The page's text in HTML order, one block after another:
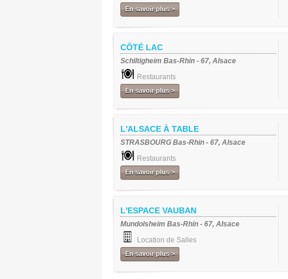
En savoir plus >
CÔTÉ LAC
Schiltigheim Bas-Rhin - 67, Alsace
Restaurants
En savoir plus >
L'ALSACE À TABLE
STRASBOURG Bas-Rhin - 67, Alsace
Restaurants
En savoir plus >
L'ESPACE VAUBAN
Mundolsheim Bas-Rhin - 67, Alsace
Location de Salles
En savoir plus >